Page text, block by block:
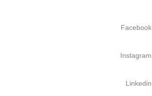
Facebook
Instagram
Linkedin